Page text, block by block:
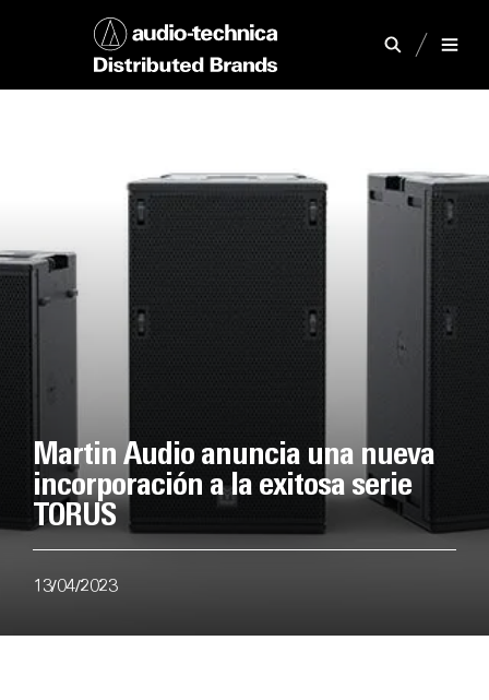
Martin Audio anuncia una nueva
incorporación a la exitosa serie
TORUS
13/04/2023